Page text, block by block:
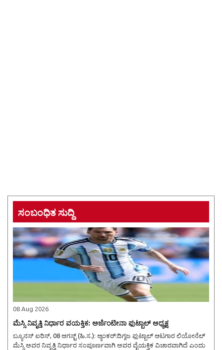
ಸಂಬಂಧಿತ ಸುದ್ದಿ
08 Aug 2026
ಮೆಸ್ಸಿ ನಿವೃತ್ತಿ ನಿರ್ಧಾರ ವಯಕ್ತಿಕ: ಅರ್ಜೆಂಟೀನಾ ಫುಟ್ಬಾಲ್ ಅಧ್ಯಕ್ಷ
ಬ್ಯೂನಸ್ ಐರಿಸ್, 08 ಆಗಸ್ಟ್ (ಹಿ.ಸ.): ಆ್ಯಂಕರ್:ದಿಗ್ಗಜ ಫುಟ್ಬಾಲ್ ಆಟಗಾರ ಲಿಯೋನೆಲ್
ಮೆಸ್ಸಿ ಅವರ ನಿವೃತ್ತಿ ನಿರ್ಧಾರ ಸಂಪೂರ್ಣವಾಗಿ ಅವರ ವೈಯಕ್ತಿಕ ವಿಚಾರವಾಗಿದೆ ಎಂದು